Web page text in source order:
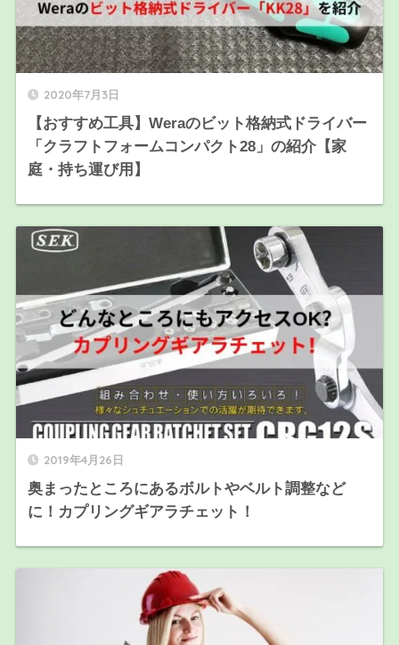
2020年7月3日
【おすすめ工具】Weraのビット格納式ドライバー
「クラフトフォームコンパクト28」の紹介【家
庭・持ち運び用】
2019年4月26日
奥まったところにあるボルトやベルト調整など
に！カプリングギアラチェット！